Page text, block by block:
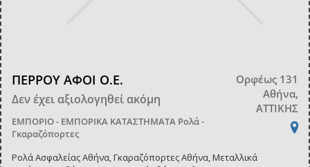
ΠΕΡΡΟΥ ΑΦΟΙ Ο.Ε.
Δεν έχει αξιολογηθεί ακόμη
ΕΜΠΟΡΙΟ - ΕΜΠΟΡΙΚΑ ΚΑΤΑΣΤΗΜΑΤΑ Ρολά -
Γκαραζόπορτες
Ορφέως 131
Αθήνα,
ΑΤΤΙΚΗΣ
Ρολά Ασφαλείας Αθήνα, Γκαραζόπορτες Αθήνα, Μεταλλικά